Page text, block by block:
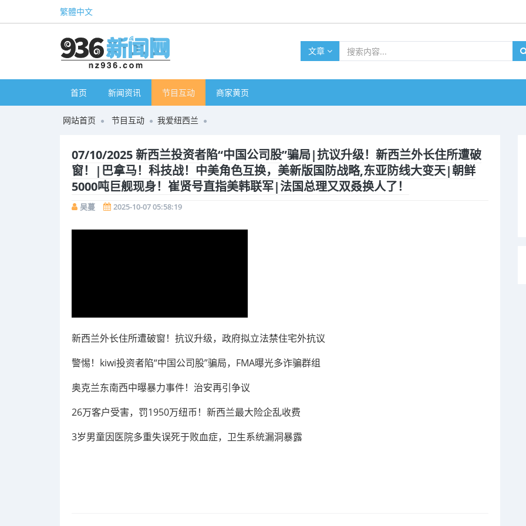
繁體中文
文章
首页 新闻资讯 节目互动 商家黄页
网站首页 节目互动 我爱纽西兰
07/10/2025 新西兰投资者陷“中国公司股”骗局|抗议升级！新西兰外长住所遭破
窗！|巴拿马！科技战！中美角色互换，美新版国防战略,东亚防线大变天|朝鲜
5000吨巨舰现身！崔贤号直指美韩联军|法国总理又双叒换人了！
吴蔓 2025-10-07 05:58:19
新西兰外长住所遭破窗！抗议升级，政府拟立法禁住宅外抗议
警惕！kiwi投资者陷“中国公司股”骗局，FMA曝光多诈骗群组
奥克兰东南西中曝暴力事件！治安再引争议
26万客户受害，罚1950万纽币！新西兰最大险企乱收费
3岁男童因医院多重失误死于败血症，卫生系统漏洞暴露